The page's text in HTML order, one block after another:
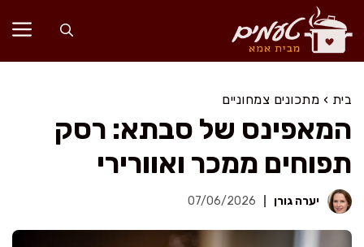
לדלג
לתוכן
בית › מתכונים צמחוניים
המאפינס של סבתא: רסק
תפוחים ממכר ואוורירי
יערה גורן 07/06/2026